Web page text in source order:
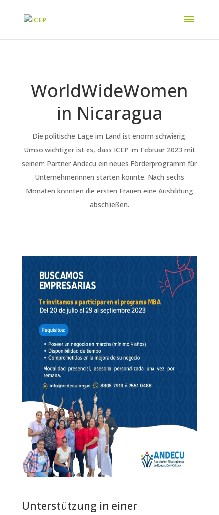
WorldWideWomen
in Nicaragua
Die politische Lage im Land ist enorm schwierig.
Umso wichtiger ist es, dass ICEP im Februar 2023 mit
seinem Partner Andecu ein neues Förderprogramm für
Unternehmerinnen starten konnte. Nach sechs
Monaten konnten die ersten Frauen eine Ausbildung
abschließen.
Unterstützung in einer